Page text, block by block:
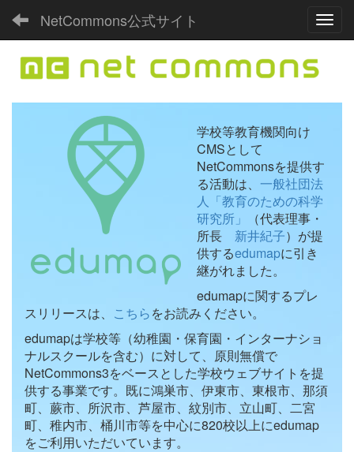
NetCommons公式サイト
学校等教育機関向け
CMSとして
NetCommonsを提供す
る活動は、 一般社団法
人「教育のための科学
研究所」
（代表理事・
所長 新井紀子）が提
供するedumapに引き
継がれました。
edumapに関するプレ
スリリースは、 こちらをお読みください。
edumapは学校等（幼稚園・保育園・インターナショ
ナルスクールを含む）に対して、原則無償で
NetCommons3をベースとした学校ウェブサイトを提
供する事業です。既に鴻巣市、伊東市、東根市、那須
町、蕨市、所沢市、芦屋市、紋別市、立山町、二宮
町、稚内市、桶川市等を中心に820校以上にedumap
をご利用いただいています。